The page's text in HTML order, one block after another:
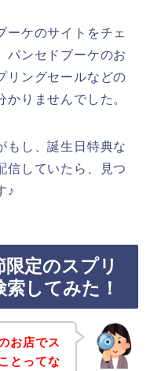
ーケのサイトをチェ
パンセドブーケのお
リングセールなどの
りませんでした。
もし、誕生日特典な
信していたら、見つ
♪
定のスプリ
してみた！
お店でス
とってな